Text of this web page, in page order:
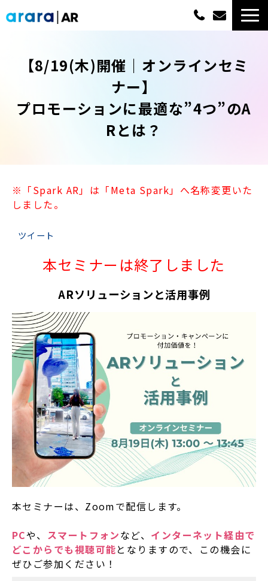
概算費用
最新情報
【8/19(木)開催｜オンラインセミ
ナー】
プロモーションに最適な”4つ”のA
Rとは？
※「Spark AR」は「Meta Spark」へ名称変更いた
しました。
ツイート
本セミナーは終了しました
ARソリューションと活用事例
本セミナーは、Zoomで配信します。
PCや、 スマートフォンなど、 インターネット経由で
どこからでも視聴可能となりますので、この機会に
ぜひご参加ください！